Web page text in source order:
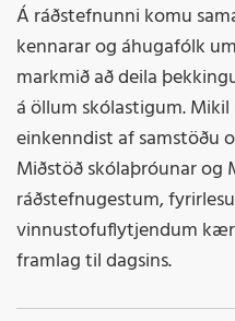
Á ráðstefnunni komu
kennarar og áhugafólk
markmið að deila
á öllum skólastigum.
einkenndist af samstöðu
Miðstöð skólaþróunar og
ráðstefnugestum,
vinnustofuflytjendum
framlag til dagsins.